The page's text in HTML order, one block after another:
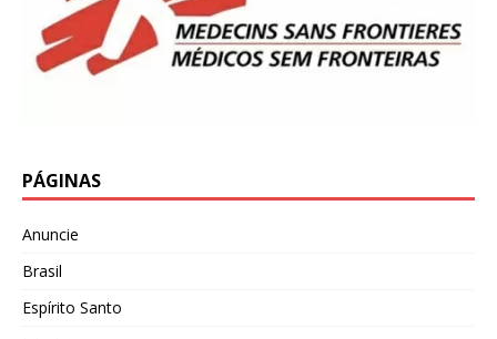
PÁGINAS
Anuncie
Brasil
Espírito Santo